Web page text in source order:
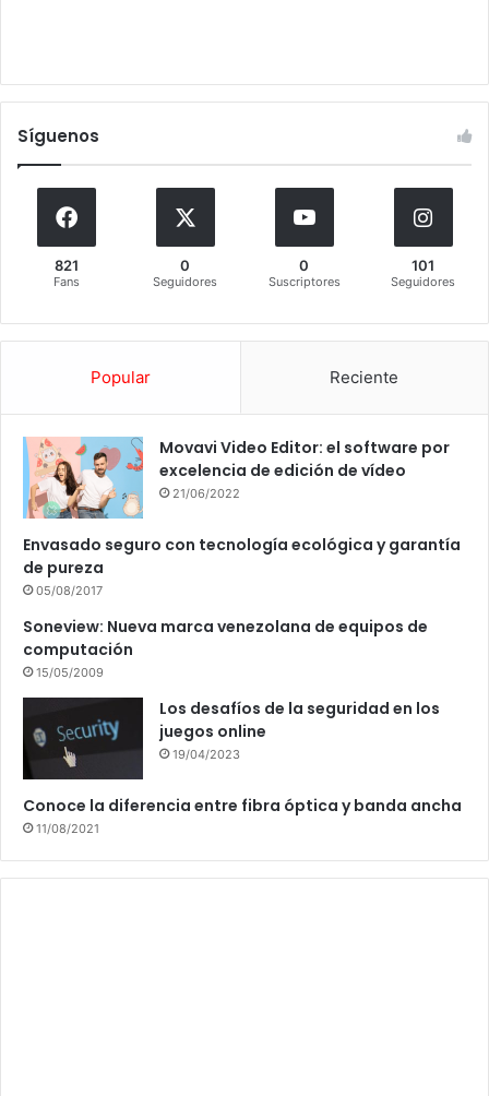
Síguenos
821
Fans
0
Seguidores
0
Suscriptores
101
Seguidores
Popular Reciente
Movavi Video Editor: el software por
excelencia de edición de vídeo
21/06/2022
Envasado seguro con tecnología ecológica y garantía
de pureza
05/08/2017
Soneview: Nueva marca venezolana de equipos de
computación
15/05/2009
Los desafíos de la seguridad en los
juegos online
19/04/2023
Conoce la diferencia entre fibra óptica y banda ancha
11/08/2021